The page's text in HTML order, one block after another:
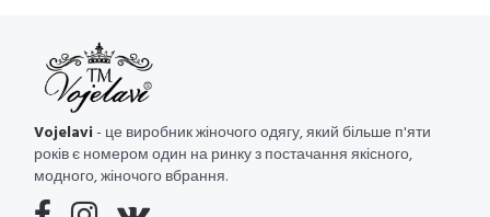
Vojelavi- це виробник жіночого одягу, який більше п'яти
років є номером один на ринку з постачання якісного,
модного, жіночого вбрання.